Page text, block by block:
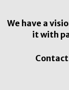
We have a
it with
Contact